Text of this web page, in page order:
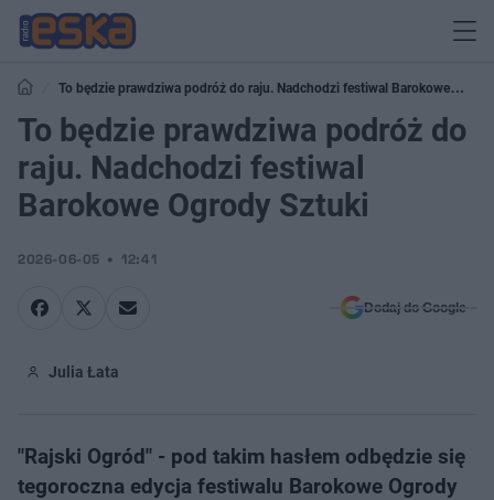
To będzie prawdziwa podróż do raju. Nadchodzi festiwal Barokowe
Ogrody Sztuki
To będzie prawdziwa podróż do
raju. Nadchodzi festiwal
Barokowe Ogrody Sztuki
2026-06-05 12:41
Dodaj do Google
Julia Łata
"Rajski Ogród" - pod takim hasłem odbędzie się
tegoroczna edycja festiwalu Barokowe Ogrody